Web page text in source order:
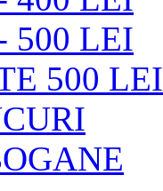
500 LEI
500 LEI